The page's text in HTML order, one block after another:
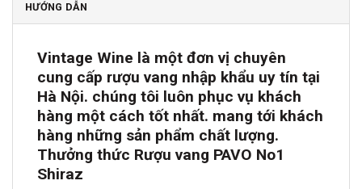
HƯỚNG DẪN
Vintage Wine là một đơn vị chuyên
cung cấp rượu vang nhập khẩu uy tín tại
Hà Nội. chúng tôi luôn phục vụ khách
hàng một cách tốt nhất. mang tới khách
hàng những sản phẩm chất lượng.
Thưởng thức Rượu vang PAVO No1
Shiraz